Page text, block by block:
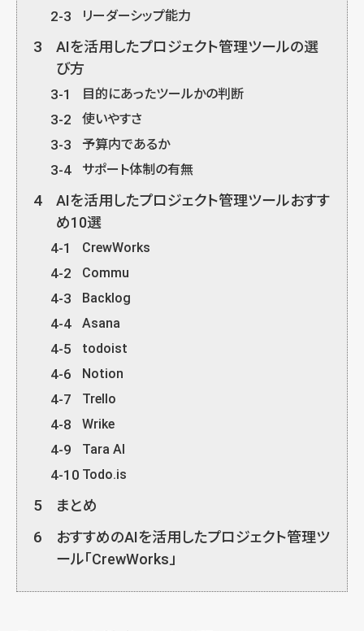
2-3 リーダーシップ能力
3
AIを活用したプロジェクト管理ツールの選
び方
3-1 目的にあったツールかの判断
3-2 使いやすさ
3-3 予算内であるか
3-4 サポート体制の有無
4
AIを活用したプロジェクト管理ツールおすす
め10選
4-1 CrewWorks
4-2 Commu
4-3 Backlog
4-4 Asana
4-5 todoist
4-6 Notion
4-7 Trello
4-8 Wrike
4-9 Tara AI
4-10 Todo.is
5 まとめ
6
おすすめのAIを活用したプロジェクト管理ツ
ール「CrewWorks」